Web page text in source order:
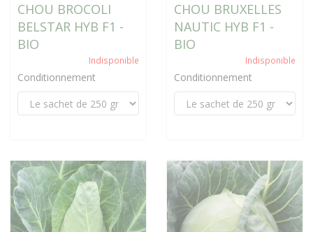
CHOU BROCOLI
BELSTAR HYB F1 -
BIO
Indisponible
Conditionnement
CHOU BRUXELLES
NAUTIC HYB F1 -
BIO
Indisponible
Conditionnement